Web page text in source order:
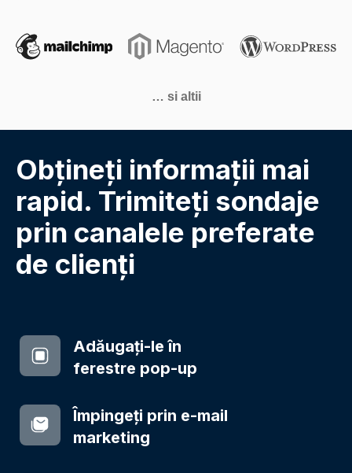
… si altii
Obțineți informații mai
rapid. Trimiteți sondaje
prin canalele preferate
de clienți
Adăugați-le în
ferestre pop-up
Împingeți prin e-mail
marketing